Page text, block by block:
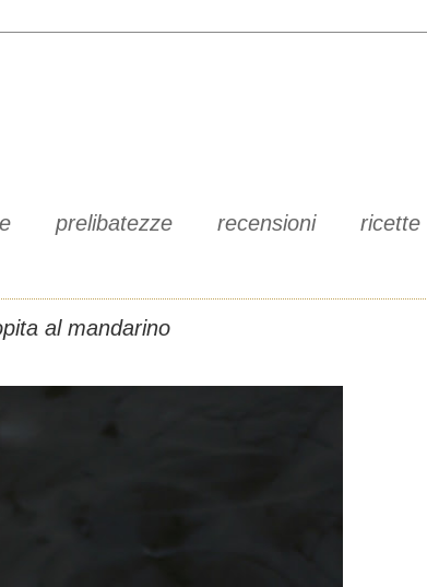
prelibatezze recensioni ricette
al mandarino